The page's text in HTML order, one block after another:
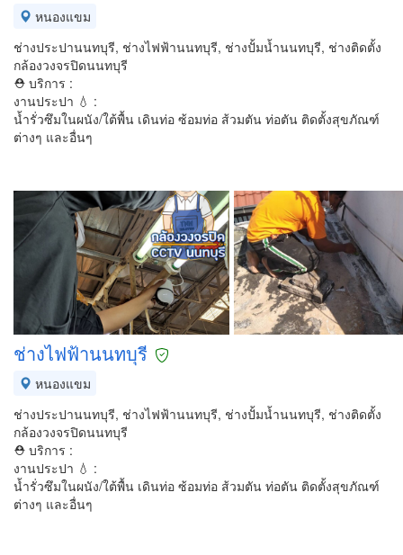
หนองแขม
ช่างประปานนทบุรี, ช่างไฟฟ้านนทบุรี, ช่างปั้มน้ำนนทบุรี, ช่างติดตั้ง
กล้องวงจรปิดนนทบุรี
⛑ บริการ :
งานประปา 💧 :
น้ำรั่วซึมในผนัง/ใต้พื้น เดินท่อ ซ้อมท่อ ส้วมตัน ท่อตัน ติดตั้งสุขภัณฑ์
ต่างๆ และอื่นๆ
ช่างไฟฟ้านนทบุรี
หนองแขม
ช่างประปานนทบุรี, ช่างไฟฟ้านนทบุรี, ช่างปั้มน้ำนนทบุรี, ช่างติดตั้ง
กล้องวงจรปิดนนทบุรี
⛑ บริการ :
งานประปา 💧 :
น้ำรั่วซึมในผนัง/ใต้พื้น เดินท่อ ซ้อมท่อ ส้วมตัน ท่อตัน ติดตั้งสุขภัณฑ์
ต่างๆ และอื่นๆ